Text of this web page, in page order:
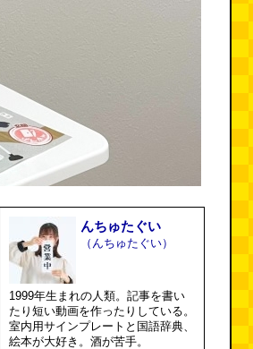
んちゅたぐい
（んちゅたぐい）
1999年生まれの人類。記事を書い
たり短い動画を作ったりしている。
室内用サインプレートと国語辞典、
絵本が大好き。酒が苦手。